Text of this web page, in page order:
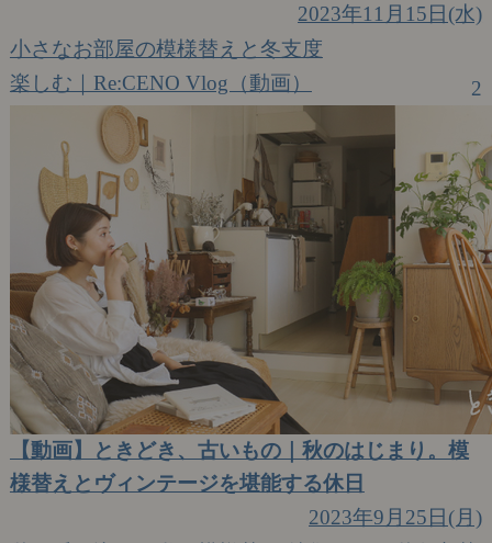
2023年11月15日(水)
小さなお部屋の模様替えと冬支度
楽しむ｜Re:CENO Vlog（動画）
2
【動画】ときどき、古いもの｜秋のはじまり。模
様替えとヴィンテージを堪能する休日
2023年9月25日(月)